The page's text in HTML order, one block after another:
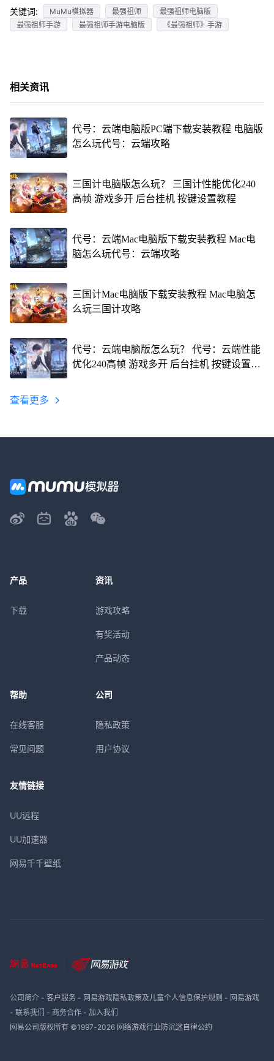
关键词: MuMu模拟器 最强祖师
最强祖师电脑版
最强祖师手游
最强祖师手游电脑版 《最强祖师》手游
相关资讯
代号：云端电脑版PC端下载安装教程 电脑版
怎么玩代号：云端攻略
三国计电脑版怎么玩？ 三国计性能优化240
高帧 游戏多开 后台挂机 按键设置教程
代号：云端Mac电脑版下载安装教程 Mac电
脑怎么玩代号：云端攻略
三国计Mac电脑版下载安装教程 Mac电脑怎
么玩三国计攻略
代号：云端电脑版怎么玩？ 代号：云端性能
优化240高帧 游戏多开 后台挂机 按键设置教
查看更多
产品
下载
资讯
游戏攻略
有奖活动
产品动态
帮助
在线客服
常见问题
公司
隐私政策
用户协议
友情链接
UU远程
UU加速器
网易千千壁纸
公司简介- 客户服务- 网易游戏隐私政策及儿童个人信息保护规则 - 网易游戏
- 联系我们 - 商务合作- 加入我们
网易公司版权所有 ©1997-2026 网络游戏行业防沉迷自律公约